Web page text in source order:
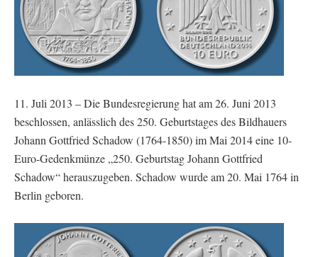
11. Juli 2013 – Die Bundesregierung hat am 26. Juni 2013
beschlossen, anlässlich des 250. Geburtstages des Bildhauers
Johann Gottfried Schadow (1764-1850) im Mai 2014 eine 10-
Euro-Gedenkmünze „250. Geburtstag Johann Gottfried
Schadow“ herauszugeben. Schadow wurde am 20. Mai 1764 in
Berlin geboren.